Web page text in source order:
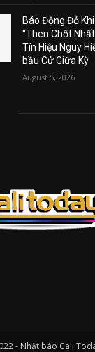
Báo Động Đỏ
“Then Chốt
Tín Hiệu Nguy
bầu Cử Giữa Kỳ
August 5, 2026
- Nhật báo Cali